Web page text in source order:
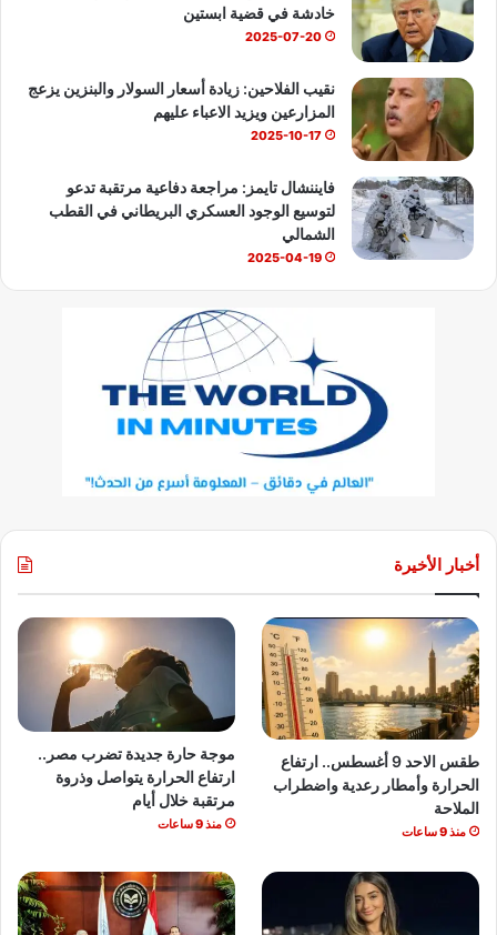
خادشة في قضية ابستين
2025-07-20
نقيب الفلاحين: زيادة أسعار السولار والبنزين يزعج
المزارعين ويزيد الاعباء عليهم
2025-10-17
فايننشال تايمز: مراجعة دفاعية مرتقبة تدعو
لتوسيع الوجود العسكري البريطاني في القطب
الشمالي
2025-04-19
أخبار الأخيرة
طقس الاحد 9 أغسطس.. ارتفاع
الحرارة وأمطار رعدية واضطراب
الملاحة
منذ 9 ساعات
موجة حارة جديدة تضرب مصر..
ارتفاع الحرارة يتواصل وذروة
مرتقبة خلال أيام
منذ 9 ساعات